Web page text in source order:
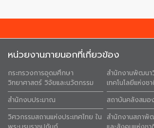
หน่วยงานภายนอกที่เกี่ยวข้อง
กระทรวงการอุดมศึกษา
วิทยาศาสตร์ วิจัยและนวัตกรรม
สำนักงานพัฒนา
เทคโนโลยีแห่งช
สำนักงบประมาณ
สถาบันคลังสมอ
วิศวกรรมสถานแห่งประเทศไทย ใน สำนักงานสภาพั